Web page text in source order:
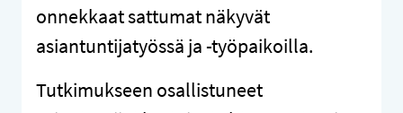
onnekkaat sattumat näkyvät
asiantuntijatyössä ja -työpaikoilla.
Tutkimukseen osallistuneet